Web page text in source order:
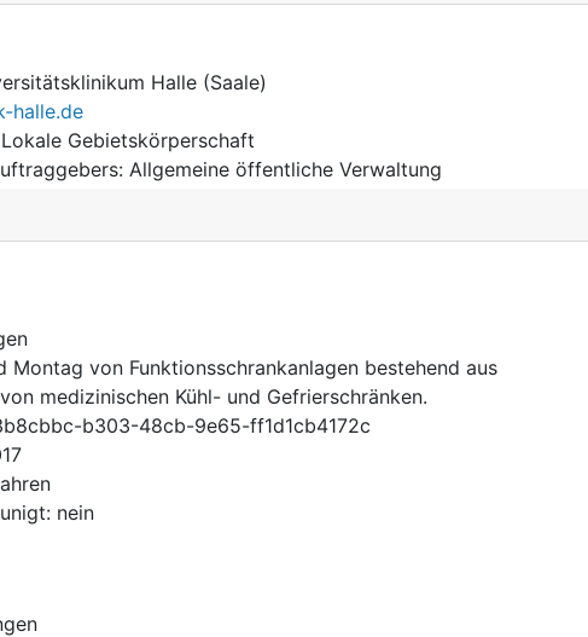
Halle (Saale)
halle.de
Lokale Gebietskörperschaft
: Allgemeine öffentliche Verwaltung
Montag von Funktionsschrankanlagen bestehend aus
medizinischen Kühl- und Gefrierschränken.
b303-48cb-9e65-ff1d1cb4172c
: nein